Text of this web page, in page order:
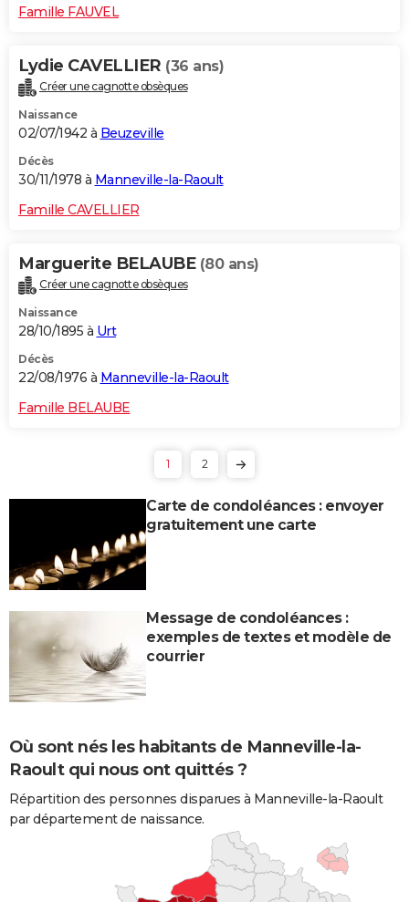
Famille FAUVEL
Lydie CAVELLIER (36 ans)
Créer une cagnotte obsèques
Naissance
02/07/1942 à Beuzeville
Décès
30/11/1978 à Manneville-la-Raoult
Famille CAVELLIER
Marguerite BELAUBE (80 ans)
Créer une cagnotte obsèques
Naissance
28/10/1895 à Urt
Décès
22/08/1976 à Manneville-la-Raoult
Famille BELAUBE
1 2
Carte de condoléances : envoyer
gratuitement une carte
Message de condoléances :
exemples de textes et modèle de
courrier
Où sont nés les habitants de Manneville-la-
Raoult qui nous ont quittés ?
Répartition des personnes disparues à Manneville-la-Raoult
par département de naissance.